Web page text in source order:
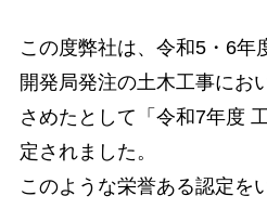
この度弊社は、令和5・6年
開発局発注の土木工事にお
さめたとして「令和7年度
定されました。
このような栄誉ある認定を